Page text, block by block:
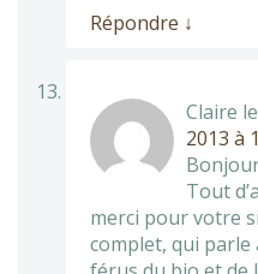
Répondre ↓
Claire le
2013 à
Tout
merci pour votre
complet, qui parle